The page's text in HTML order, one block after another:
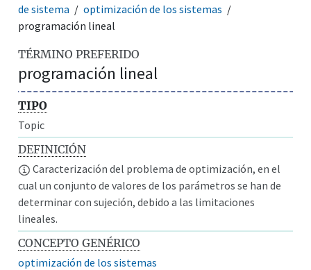
de sistema
optimización de los sistemas
programación lineal
TÉRMINO PREFERIDO
programación lineal
TIPO
Topic
DEFINICIÓN
Caracterización del problema de optimización, en el
cual un conjunto de valores de los parámetros se han de
determinar con sujeción, debido a las limitaciones
lineales.
CONCEPTO GENÉRICO
optimización de los sistemas